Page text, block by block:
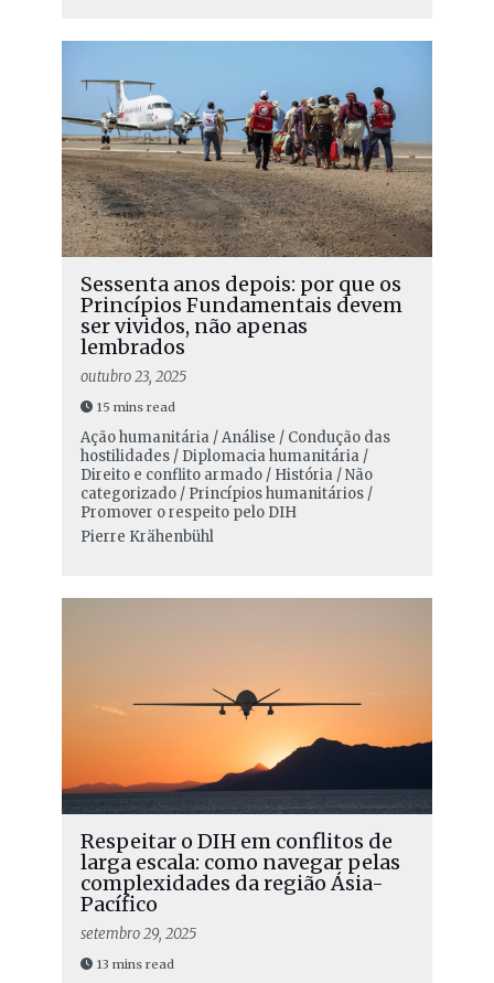
Sessenta anos depois: por que os
Princípios Fundamentais devem
ser vividos, não apenas
lembrados
outubro 23, 2025
15 mins read
Ação humanitária / Análise / Condução das
hostilidades / Diplomacia humanitária /
Direito e conflito armado / História / Não
categorizado / Princípios humanitários /
Promover o respeito pelo DIH
Pierre Krähenbühl
Respeitar o DIH em conflitos de
larga escala: como navegar pelas
complexidades da região Ásia-
Pacífico
setembro 29, 2025
13 mins read